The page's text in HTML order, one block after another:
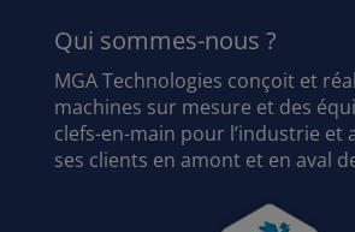
Qui sommes-nous ?
MGA Technologies conçoit et
machines sur mesure et des
clefs-en-main pour l’industrie et
ses clients en amont et en aval